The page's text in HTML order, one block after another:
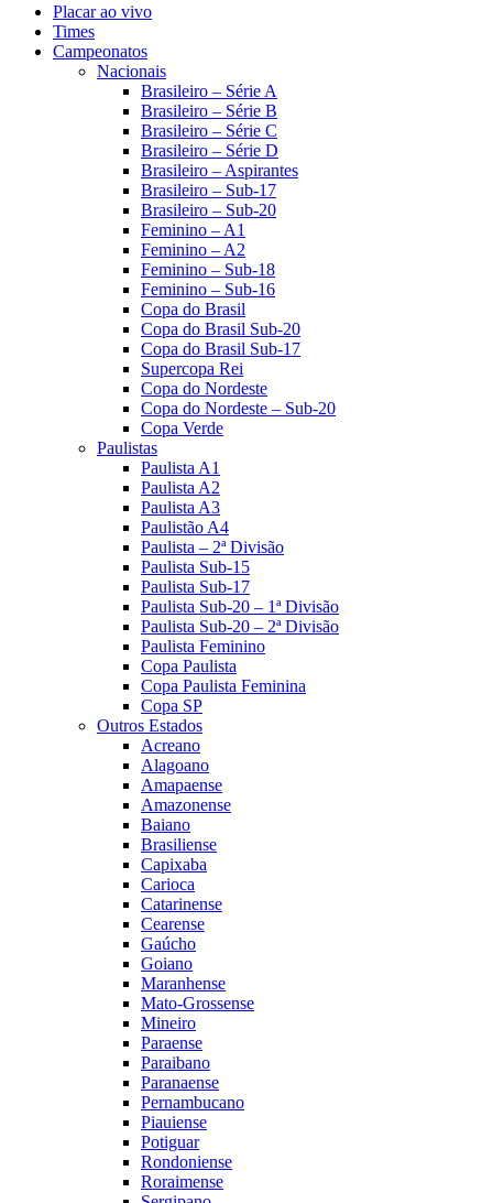
Placar ao vivo
Times
Campeonatos
Nacionais
Brasileiro – Série A
Brasileiro – Série B
Brasileiro – Série C
Brasileiro – Série D
Brasileiro – Aspirantes
Brasileiro – Sub-17
Brasileiro – Sub-20
Feminino – A1
Feminino – A2
Feminino – Sub-18
Feminino – Sub-16
Copa do Brasil
Copa do Brasil Sub-20
Copa do Brasil Sub-17
Supercopa Rei
Copa do Nordeste
Copa do Nordeste – Sub-20
Copa Verde
Paulistas
Paulista A1
Paulista A2
Paulista A3
Paulistão A4
Paulista – 2ª Divisão
Paulista Sub-15
Paulista Sub-17
Paulista Sub-20 – 1ª Divisão
Paulista Sub-20 – 2ª Divisão
Paulista Feminino
Copa Paulista
Copa Paulista Feminina
Copa SP
Outros Estados
Acreano
Alagoano
Amapaense
Amazonense
Baiano
Brasiliense
Capixaba
Carioca
Catarinense
Cearense
Gaúcho
Goiano
Maranhense
Mato-Grossense
Mineiro
Paraense
Paraibano
Paranaense
Pernambucano
Piauiense
Potiguar
Rondoniense
Roraimense